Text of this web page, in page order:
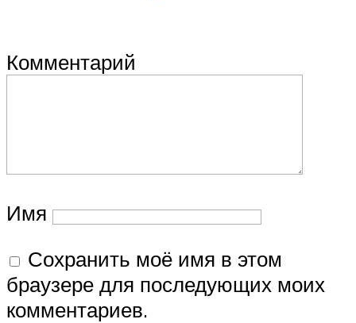
Комментарий
Имя
Сохранить моё имя в этом
браузере для последующих моих
комментариев.